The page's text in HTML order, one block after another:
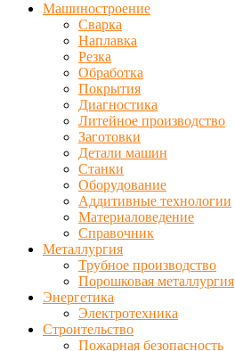
Машиностроение
Сварка
Наплавка
Резка
Обработка
Покрытия
Диагностика
Литейное производство
Заготовки
Детали машин
Станки
Оборудование
Аддитивные технологии
Материаловедение
Справочник
Металлургия
Трубное производство
Порошковая металлургия
Энергетика
Электротехника
Строительство
Пожарная безопасность